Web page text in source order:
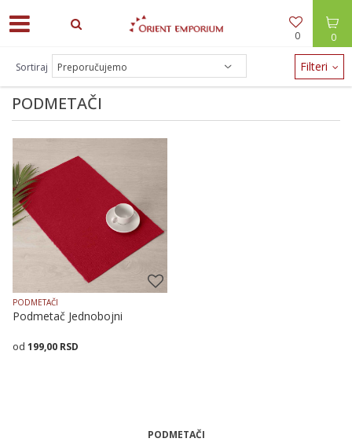
0
0
ODEĆA -30% / NAKIT -20% - zalihe brzo nestaju!
PODMETAČI
Sortiraj Filteri
PODMETAČI
Podmetač Jednobojni
199,00 RSD
PODMETAČI